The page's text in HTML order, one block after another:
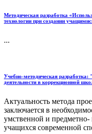
Методическая разработка
технологии при создании
...
Учебно-методическая разработка:
деятельности в коррекционной
Актуальность метода
заключается в
умственной и предметно-
учащихся современной